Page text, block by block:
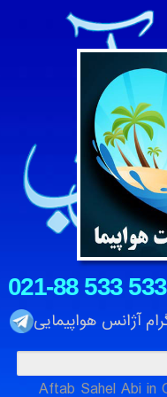
آژانس هواپیمایی
Aftab Sahel Abi in